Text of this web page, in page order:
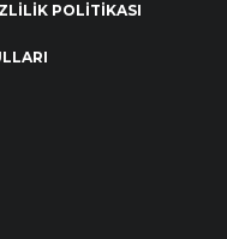
POLİTİKASI